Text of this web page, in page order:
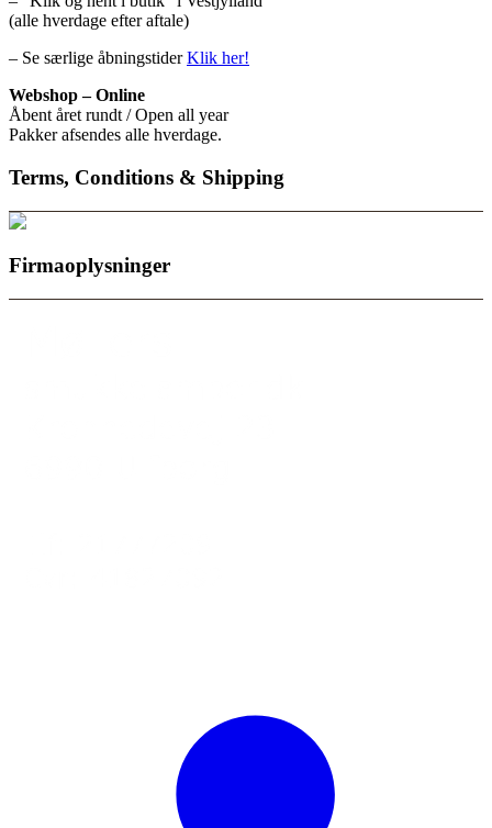
(alle hverdage efter aftale)
– Se særlige åbningstiderKlik her!
Webshop – Online
Åbent året rundt / Open all year
Pakker afsendes alle hverdage.
Terms, Conditions & Shipping
Firmaoplysninger